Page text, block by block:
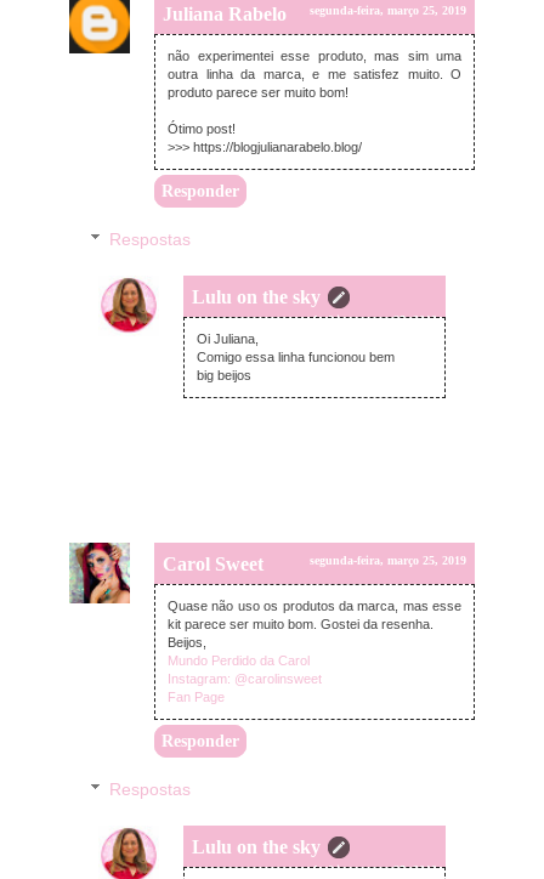
Juliana Rabelo segunda-feira, março 25, 2019
não experimentei esse produto, mas sim uma
outra linha da marca, e me satisfez muito. O
produto parece ser muito bom!
Ótimo post!
>>> https://blogjulianarabelo.blog/
Responder
Respostas
Lulu on the sky
segunda-feira, março 25, 2019
Oi Juliana,
Comigo essa linha funcionou bem
big beijos
Carol Sweet segunda-feira, março 25, 2019
Quase não uso os produtos da marca, mas esse
kit parece ser muito bom. Gostei da resenha.
Beijos,
Mundo Perdido da Carol
Instagram: @carolinsweet
Fan Page
Responder
Respostas
Lulu on the sky
segunda-feira, março 25, 2019